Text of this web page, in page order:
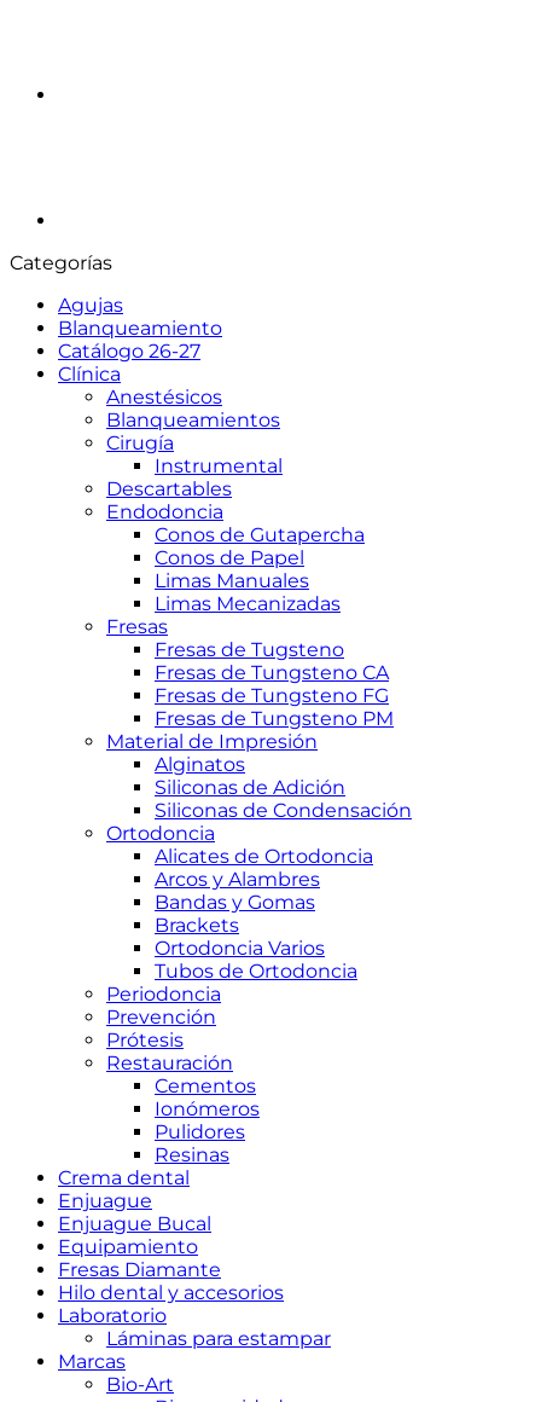
Categorías
Agujas
Blanqueamiento
Catálogo 26-27
Clínica
Anestésicos
Blanqueamientos
Cirugía
Instrumental
Descartables
Endodoncia
Conos de Gutapercha
Conos de Papel
Limas Manuales
Limas Mecanizadas
Fresas
Fresas de Tugsteno
Fresas de Tungsteno CA
Fresas de Tungsteno FG
Fresas de Tungsteno PM
Material de Impresión
Alginatos
Siliconas de Adición
Siliconas de Condensación
Ortodoncia
Alicates de Ortodoncia
Arcos y Alambres
Bandas y Gomas
Brackets
Ortodoncia Varios
Tubos de Ortodoncia
Periodoncia
Prevención
Prótesis
Restauración
Cementos
Ionómeros
Pulidores
Resinas
Crema dental
Enjuague
Enjuague Bucal
Equipamiento
Fresas Diamante
Hilo dental y accesorios
Laboratorio
Láminas para estampar
Marcas
Bio-Art